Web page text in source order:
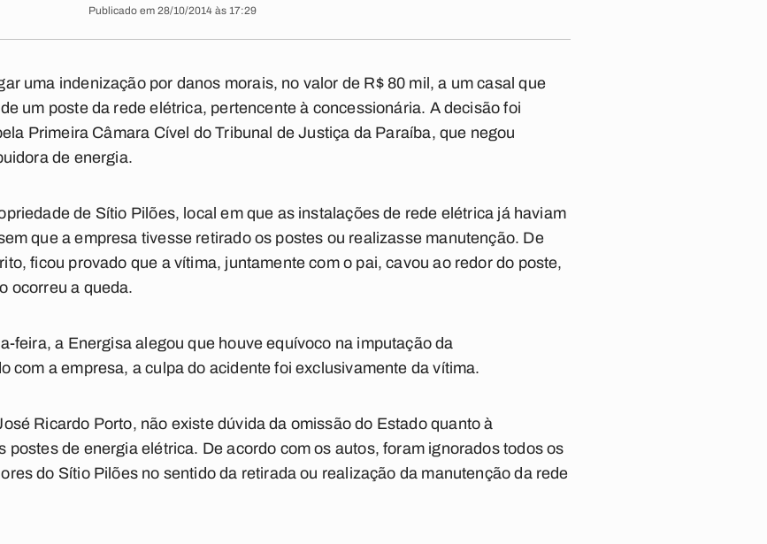
Publicado em 28/10/2014 às 17:29
uma indenização por danos morais, no valor de R$ 80 mil, a um casal que
um poste da rede elétrica, pertencente à concessionária. A decisão foi
Primeira Câmara Cível do Tribunal de Justiça da Paraíba, que negou
de energia.
de Sítio Pilões, local em que as instalações de rede elétrica já haviam
que a empresa tivesse retirado os postes ou realizasse manutenção. De
ficou provado que a vítima, juntamente com o pai, cavou ao redor do poste,
ocorreu a queda.
feira, a Energisa alegou que houve equívoco na imputação da
com a empresa, a culpa do acidente foi exclusivamente da vítima.
Ricardo Porto, não existe dúvida da omissão do Estado quanto à
postes de energia elétrica. De acordo com os autos, foram ignorados todos os
do Sítio Pilões no sentido da retirada ou realização da manutenção da rede